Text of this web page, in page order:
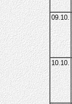
09.10.
10.10.